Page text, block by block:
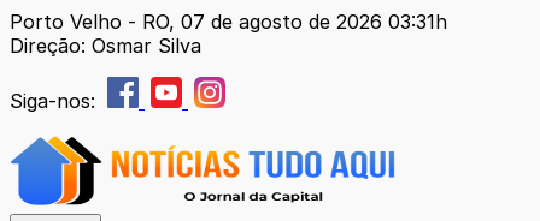
Porto Velho - RO, 07 de agosto de 2026 03:31h
Direção: Osmar Silva
Siga-nos: